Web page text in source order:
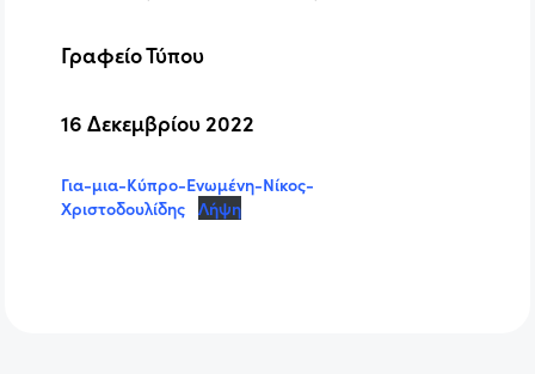
Γραφείο Τύπου
16 Δεκεμβρίου 2022
Για-μια-Κύπρο-Ενωμένη-Νίκος-
Χριστοδουλίδης Λήψη